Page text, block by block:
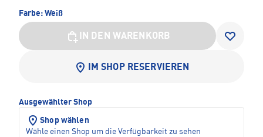
Farbe: Weiß
IN DEN WARENKORB
IM SHOP RESERVIEREN
Ausgewählter Shop
Shop wählen
Wähle einen Shop um die Verfügbarkeit zu sehen